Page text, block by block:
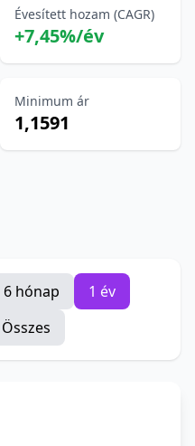
Évesített hozam (CAGR)
+7,45%/év
Minimum ár
1,1591
6 hónap
1 év
Összes